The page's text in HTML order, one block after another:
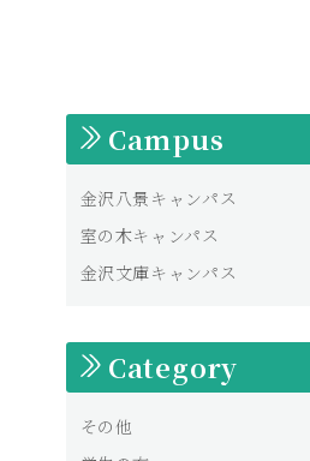
Campus
金沢八景キャンパス
室の木キャンパス
金沢文庫キャンパス
Category
その他